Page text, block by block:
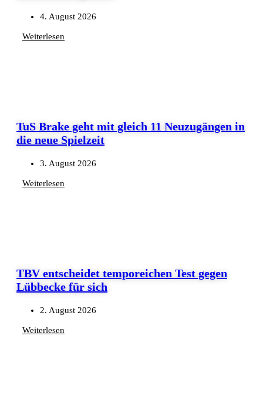
4. August 2026
Weiterlesen
TuS Brake geht mit gleich 11 Neuzugängen in
die neue Spielzeit
3. August 2026
Weiterlesen
TBV entscheidet temporeichen Test gegen
Lübbecke für sich
2. August 2026
Weiterlesen